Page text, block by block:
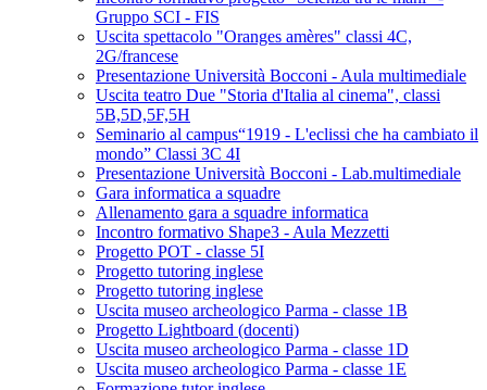
Gruppo SCI - FIS
Uscita spettacolo "Oranges amères" classi 4C,
2G/francese
Presentazione Università Bocconi - Aula multimediale
Uscita teatro Due "Storia d'Italia al cinema", classi
5B,5D,5F,5H
Seminario al campus“1919 - L'eclissi che ha cambiato il
mondo” Classi 3C 4I
Presentazione Università Bocconi - Lab.multimediale
Gara informatica a squadre
Allenamento gara a squadre informatica
Incontro formativo Shape3 - Aula Mezzetti
Progetto POT - classe 5I
Progetto tutoring inglese
Progetto tutoring inglese
Uscita museo archeologico Parma - classe 1B
Progetto Lightboard (docenti)
Uscita museo archeologico Parma - classe 1D
Uscita museo archeologico Parma - classe 1E